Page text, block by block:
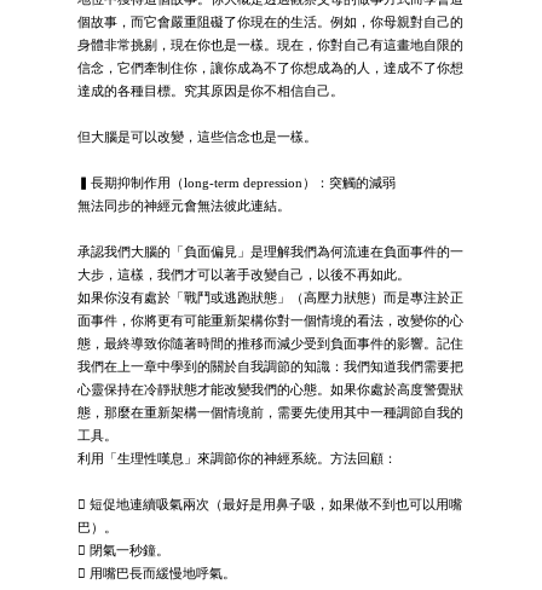
個故事，而它會嚴重阻礙了你現在的生活。例如，你母親對自己的
身體非常挑剔，現在你也是一樣。現在，你對自己有這畫地自限的
信念，它們牽制住你，讓你成為不了你想成為的人，達成不了你想
達成的各種目標。究其原因是你不相信自己。
但大腦是可以改變，這些信念也是一樣。
▍長期抑制作用（long-term depression）：突觸的減弱
無法同步的神經元會無法彼此連結。
承認我們大腦的「負面偏見」是理解我們為何流連在負面事件的一
大步，這樣，我們才可以著手改變自己，以後不再如此。
如果你沒有處於「戰鬥或逃跑狀態」（高壓力狀態）而是專注於正
面事件，你將更有可能重新架構你對一個情境的看法，改變你的心
態，最終導致你隨著時間的推移而減少受到負面事件的影響。記住
我們在上一章中學到的關於自我調節的知識：我們知道我們需要把
心靈保持在冷靜狀態才能改變我們的心態。如果你處於高度警覺狀
態，那麼在重新架構一個情境前，需要先使用其中一種調節自我的
工具。
利用「生理性嘆息」來調節你的神經系統。方法回顧：
 短促地連續吸氣兩次（最好是用鼻子吸，如果做不到也可以用嘴
巴）。
 閉氣一秒鐘。
 用嘴巴長而緩慢地呼氣。